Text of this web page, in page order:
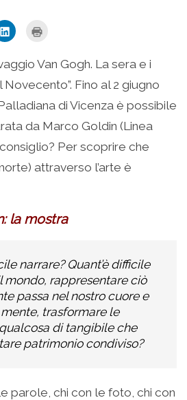
Fai
clic
condividere
su
LinkedIn
(Si
in
una
nuova
finestra)
stampare
(Si
apre
in
nuova
finestra)
Van Gogh. La sera e i
Fino al 2 giugno
di Vicenza è possibile
da Marco Goldin (Linea
Per scoprire che
attraverso l’arte è
la mostra
narrare? Quant’è difficile
mondo, rappresentare ciò
passa nel nostro cuore e
trasformare le
di tangibile che
patrimonio condiviso?
parole, chi con le foto, chi con